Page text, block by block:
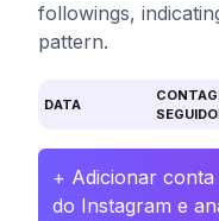
followings,
pattern.
DATA
+ Adicionar
do Instagram e